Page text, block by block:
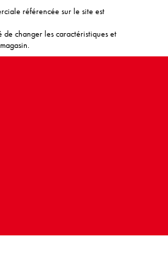
référencée sur le site est
de changer les caractéristiques et